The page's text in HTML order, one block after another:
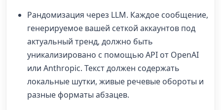
Рандомизация через LLM. Каждое сообщение,
генерируемое вашей сеткой аккаунтов под
актуальный тренд, должно быть
уникализировано с помощью API от OpenAI
или Anthropic. Текст должен содержать
локальные шутки, живые речевые обороты и
разные форматы абзацев.